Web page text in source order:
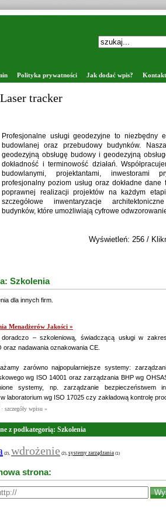
Polityka prywatności Jak dodać wpis? Kontakt
Laser tracker
Profesjonalne usługi geodezyjne to niezbędny
budowlanej oraz przebudowy budynków.
geodezyjną obsługę budowy i geodezyjną
dokładność i terminowość działań.
budowlanymi, projektantami, inwestorami
profesjonalny poziom usług oraz dokładne
poprawnej realizacji projektów na każdym
szczegółowe inwentaryzacje
budynków, które umożliwiają cyfrowe
Wyświetleń: 256 /
Szkolenia
dla innych firm.
Menadżerów Jakości »
– szkoleniową, świadczącą usługi w
nadawania oznakowania CE.
zarówno najpopularniejsze systemy:
wg ISO 14001 oraz zarządzania BHP wg
systemy, np. zarządzanie bezpieczeństwem
laboratorium wg ISO 17025 czy zakładową kontrolę
szczegóły wpisu »
z podkategorią: Szkolenia
(2), wdrożenie (2), systemy zarządzania (1)
strona: